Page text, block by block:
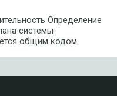
Определение
системы
общим кодом